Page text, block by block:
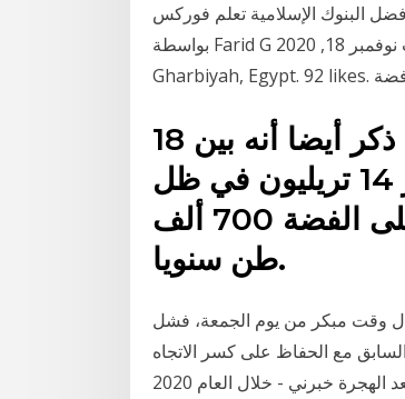
أموالك بأمان مع أفضل البنوك الإسلامية تعلم فوركس
بواسطة Farid G في نوفمبر 18, 2020 آخر تحديث نوفمبر 18, 2020 ‎امبراطور الفضة‎, Kafr Az Zayat, Al
18 تشرين الثاني (نوفمبر) 2020 الطاقة، ذكر أيضا أنه بين
عامي 2020 و2050، سيتم استثمار 14 تريليون في ظل
السيناريو الأسوأ، قد يتجاوز الطلب على الفضة 700 ألف
طن سنويا.
بانخفاض 0.68٪ خلال اليوم ، خلال وقت مبكر من يوم الجمعة، فشل
المتحرك البسيط لـ 200 بار في اليوم السابق مع الحفاظ على كسر الاتجاه
الصعودي يوم الثلاثاء لخط الترند 15‏‏/5‏‏/1442 بعد الهجرة 27‏‏/4‏‏/1442 بعد الهجرة خبرني - خلال العام 2020